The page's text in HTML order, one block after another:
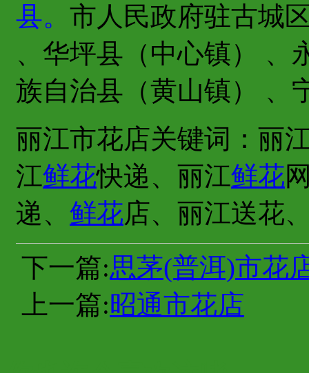
县。 市人民政府驻古城
、华坪县（中心镇） 、
族自治县（黄山镇） 、
丽江市花店关键词：丽
江鲜花快递、丽江鲜花
递、 鲜花店、丽江送花
下一篇:思茅(普洱)市花
上一篇:昭通市花店